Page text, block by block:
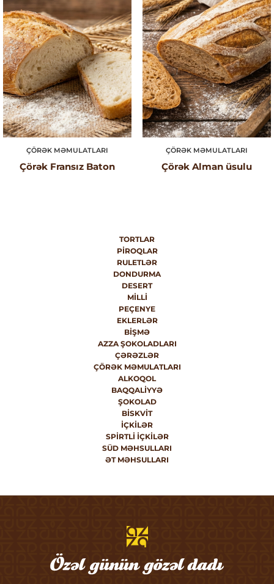
ÇÖRƏK MƏMULATLARI
Çörək Fransız Baton
ÇÖRƏK MƏMULATLARI
Çörək Alman üsulu
TORTLAR
PIROQLAR
RULETLƏR
DONDURMA
DESERT
MILLI
PEÇENYE
EKLERLƏR
BIŞMƏ
AZZA ŞOKOLADLARI
ÇƏRƏZLƏR
ÇÖRƏK MƏMULATLARI
ALKOQOL
BAQQALIYYƏ
ŞOKOLAD
BISKVIT
İÇKILƏR
SPIRTLI İÇKILƏR
SÜD MƏHSULLARI
ƏT MƏHSULLARI